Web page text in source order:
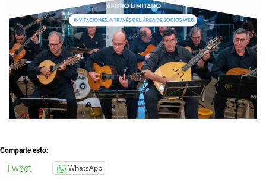
Comparte esto:
Tweet WhatsApp